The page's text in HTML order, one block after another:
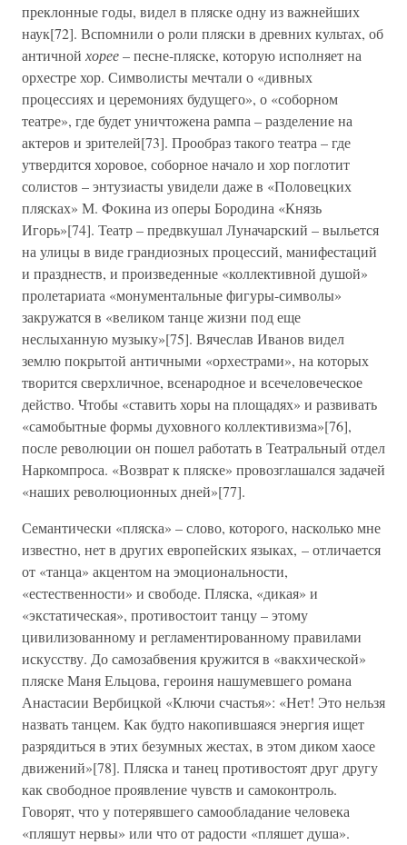
преклонные годы, видел в пляске одну из важнейших
наук[72]. Вспомнили о роли пляски в древних культах, об
античной хорее– песне-пляске, которую исполняет на
орхестре хор. Символисты мечтали о «дивных
процессиях и церемониях будущего», о «соборном
театре», где будет уничтожена рампа – разделение на
актеров и зрителей[73]. Прообраз такого театра – где
утвердится хоровое, соборное начало и хор поглотит
солистов – энтузиасты увидели даже в «Половецких
плясках» М. Фокина из оперы Бородина «Князь
Игорь»[74]. Театр – предвкушал Луначарский – выльется
на улицы в виде грандиозных процессий, манифестаций
и празднеств, и произведенные «коллективной душой»
пролетариата «монументальные фигуры-символы»
закружатся в «великом танце жизни под еще
неслыханную музыку»[75]. Вячеслав Иванов видел
землю покрытой античными «орхестрами», на которых
творится сверхличное, всенародное и всечеловеческое
действо. Чтобы «ставить хоры на площадях» и развивать
«самобытные формы духовного коллективизма»[76],
после революции он пошел работать в Театральный отдел
Наркомпроса. «Возврат к пляске» провозглашался задачей
«наших революционных дней»[77].
Семантически «пляска» – слово, которого, насколько мне
известно, нет в других европейских языках, – отличается
от «танца» акцентом на эмоциональности,
«естественности» и свободе. Пляска, «дикая» и
«экстатическая», противостоит танцу – этому
цивилизованному и регламентированному правилами
искусству. До самозабвения кружится в «вакхической»
пляске Маня Ельцова, героиня нашумевшего романа
Анастасии Вербицкой «Ключи счастья»: «Нет! Это нельзя
назвать танцем. Как будто накопившаяся энергия ищет
разрядиться в этих безумных жестах, в этом диком хаосе
движений»[78]. Пляска и танец противостоят друг другу
как свободное проявление чувств и самоконтроль.
Говорят, что у потерявшего самообладание человека
«пляшут нервы» или что от радости «пляшет душа».